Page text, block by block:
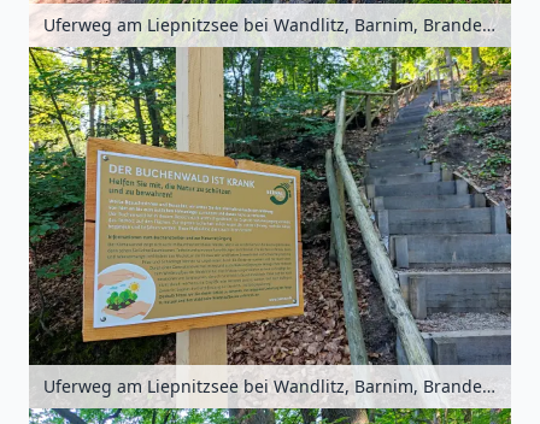
Uferweg am Liepnitzsee bei Wandlitz, Barnim, Brandenburg, Deutschland
Uferweg am Liepnitzsee bei Wandlitz, Barnim, Brandenburg, Deutschland